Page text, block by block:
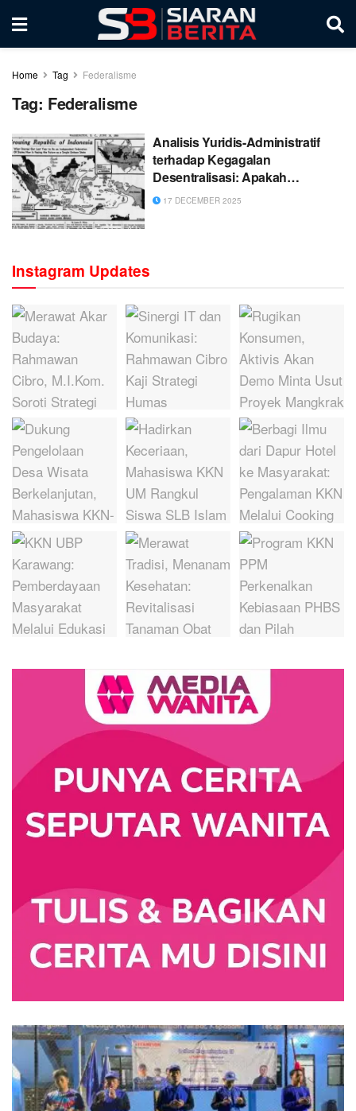
Home Tag Federalisme
Tag: Federalisme
Analisis Yuridis-Administratif
terhadap Kegagalan
Desentralisasi: Apakah
Federalisme adalah Jawaban
17 DECEMBER 2025
Instagram Updates